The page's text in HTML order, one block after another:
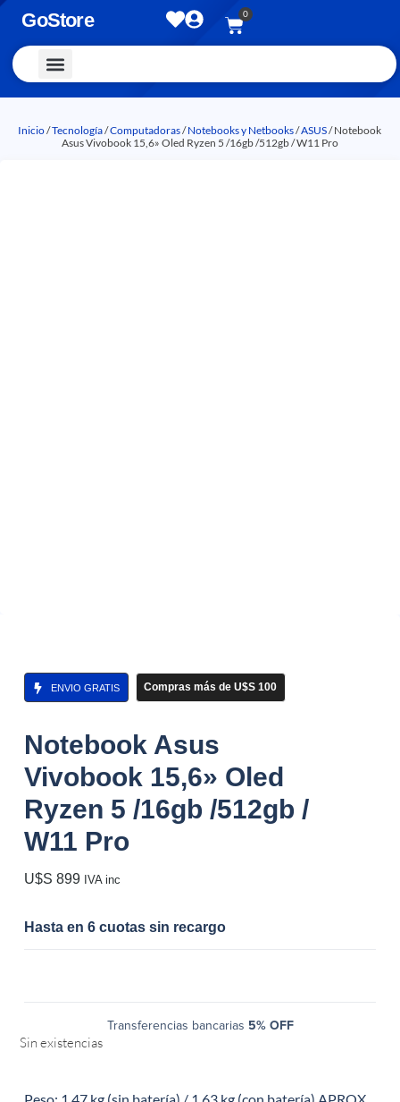
GoStore 0
Inicio/Tecnología/Computadoras/Notebooks y Netbooks/ASUS/ Notebook
Asus Vivobook 15,6» Oled Ryzen 5 /16gb /512gb / W11 Pro
ENVIO GRATIS Compras más de U$S 100
Notebook Asus
Vivobook 15,6» Oled
Ryzen 5 /16gb /512gb /
W11 Pro
U$S 899 IVA inc
Hasta en 6 cuotas sin recargo
Transferencias bancarias 5% OFF
Sin existencias